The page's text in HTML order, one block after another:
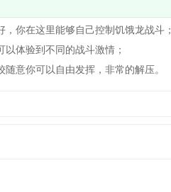
你在这里能够自己控制饥饿龙战斗；
体验到不同的战斗激情；
意你可以自由发挥，非常的解压。